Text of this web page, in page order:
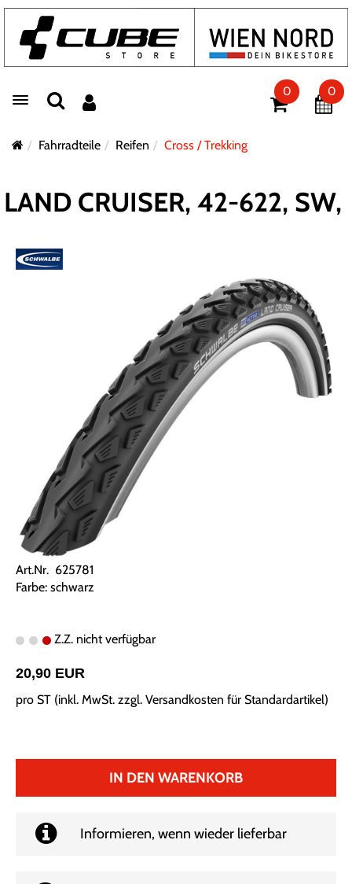
Toggle navigation
0 0
Fahrradteile Reifen Cross / Trekking
LAND CRUISER, 42-622, SW,
Art.Nr. 625781
Farbe: schwarz
Z.Z. nicht verfügbar
20,90 EUR
pro ST (inkl. MwSt. zzgl. Versandkosten für Standardartikel)
IN DEN WARENKORB
Informieren, wenn wieder lieferbar